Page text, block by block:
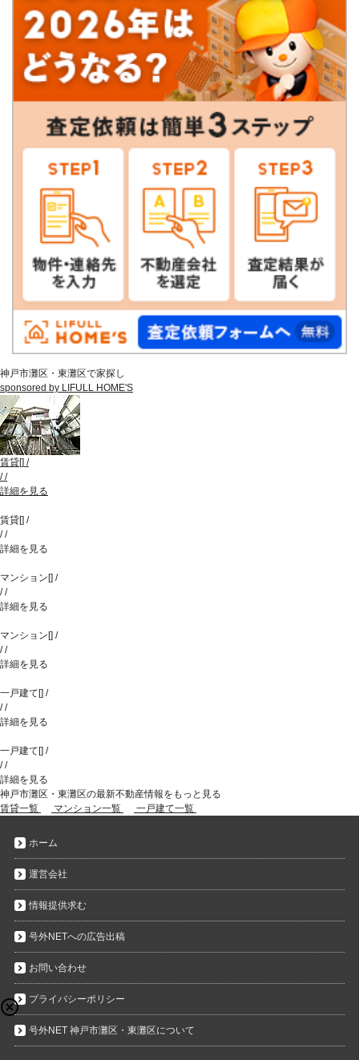
神戸市灘区・東灘区で家探し
sponsored by LIFULL HOME'S
賃貸[] /
//
詳細を見る
賃貸[] /
//
詳細を見る
マンション [] /
//
詳細を見る
マンション [] /
//
詳細を見る
一戸建て [] /
//
詳細を見る
一戸建て [] /
//
詳細を見る
神戸市灘区・東灘区の最新不動産情報をもっと見る
賃貸一覧
マンション一覧 一戸建て一覧
ホーム
運営会社
情報提供求む
号外NETへの広告出稿
お問い合わせ
プライバシーポリシー
号外NET 神戸市灘区・東灘区について